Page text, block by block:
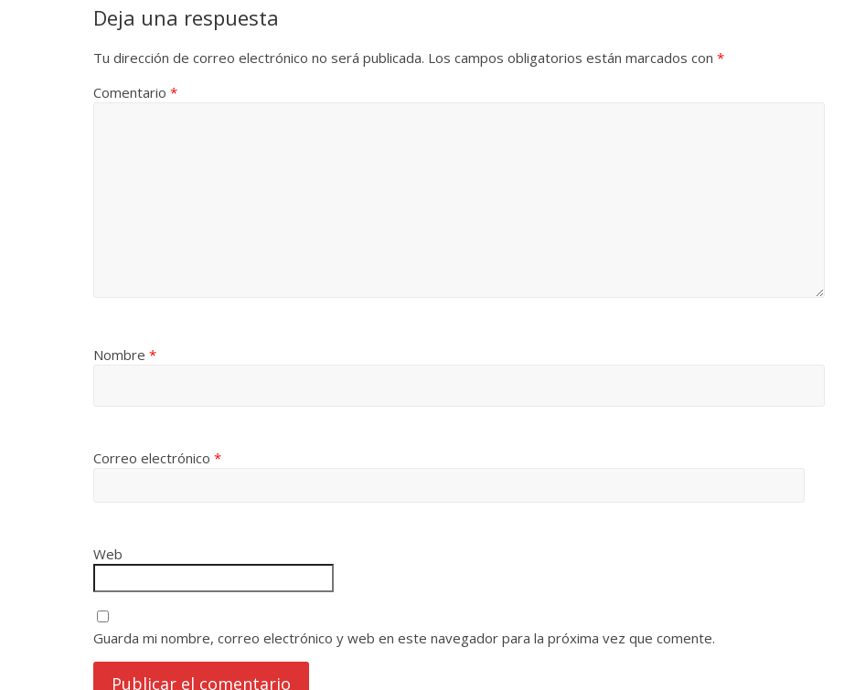
Deja una respuesta
Tu dirección de correo electrónico no será publicada. Los campos obligatorios están marcados con *
Comentario *
Nombre *
Correo electrónico *
Web
Guarda mi nombre, correo electrónico y web en este navegador para la próxima vez que comente.